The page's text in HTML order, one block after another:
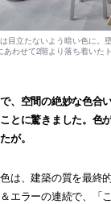
空間の絶妙な色合
とに驚きました。色
が。
は、建築の質を最終
エラーの連続で、「